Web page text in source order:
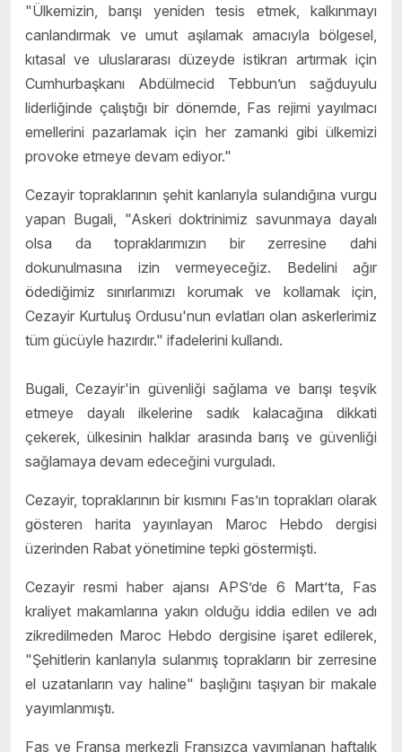
"Ülkemizin, barışı yeniden tesis etmek, kalkınmayı
canlandırmak ve umut aşılamak amacıyla bölgesel,
kıtasal ve uluslararası düzeyde istikrarı artırmak için
Cumhurbaşkanı Abdülmecid Tebbun’un sağduyulu
liderliğinde çalıştığı bir dönemde, Fas rejimi yayılmacı
emellerini pazarlamak için her zamanki gibi ülkemizi
provoke etmeye devam ediyor."
Cezayir topraklarının şehit kanlarıyla sulandığına vurgu
yapan Bugali, "Askeri doktrinimiz savunmaya dayalı
olsa da topraklarımızın bir zerresine dahi
dokunulmasına izin vermeyeceğiz. Bedelini ağır
ödediğimiz sınırlarımızı korumak ve kollamak için,
Cezayir Kurtuluş Ordusu'nun evlatları olan askerlerimiz
tüm gücüyle hazırdır." ifadelerini kullandı.
Bugali, Cezayir'in güvenliği sağlama ve barışı teşvik
etmeye dayalı ilkelerine sadık kalacağına dikkati
çekerek, ülkesinin halklar arasında barış ve güvenliği
sağlamaya devam edeceğini vurguladı.
Cezayir, topraklarının bir kısmını Fas’ın toprakları olarak
gösteren harita yayınlayan Maroc Hebdo dergisi
üzerinden Rabat yönetimine tepki göstermişti.
Cezayir resmi haber ajansı APS’de 6 Mart’ta, Fas
kraliyet makamlarına yakın olduğu iddia edilen ve adı
zikredilmeden Maroc Hebdo dergisine işaret edilerek,
"Şehitlerin kanlarıyla sulanmış toprakların bir zerresine
el uzatanların vay haline" başlığını taşıyan bir makale
yayımlanmıştı.
Fas ve Fransa merkezli Fransızca yayımlanan haftalık